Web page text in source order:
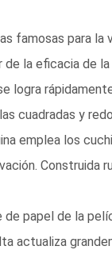
famosas para
la eficacia de
logra
cuadradas y
emplea los
Construida
papel de la
actualiza